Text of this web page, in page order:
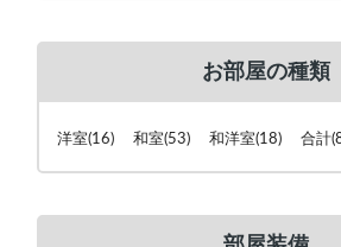
お部屋の種類
洋室(16) 和室(53) 和洋室(18) 合計